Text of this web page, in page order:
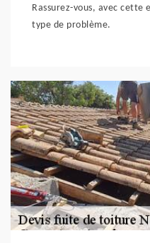
Rassurez-vous, avec cette
type de problème.